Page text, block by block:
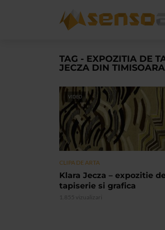
TAG - EXPOZITIA DE
JECZA DIN TIMISOARA
VIDEO
CLIPA DE ARTA
Klara Jecza – expozitie
tapiserie si grafica
1.855 vizualizari